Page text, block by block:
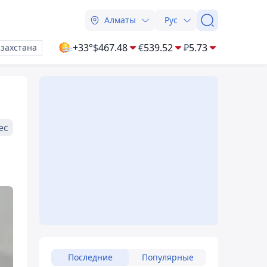
Алматы Рус
+33°$467.48 €539.52 ₽5.73
Последние Популярные